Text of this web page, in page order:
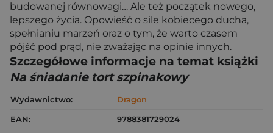
budowanej równowagi… Ale też początek nowego,
lepszego życia. Opowieść o sile kobiecego ducha,
spełnianiu marzeń oraz o tym, że warto czasem
pójść pod prąd, nie zważając na opinie innych.
Szczegółowe informacje na temat książki
Na śniadanie tort szpinakowy
Wydawnictwo:
Dragon
EAN:
9788381729024